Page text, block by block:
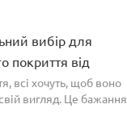
вибір для
покриття від
всі хочуть, щоб воно
вигляд. Це бажання